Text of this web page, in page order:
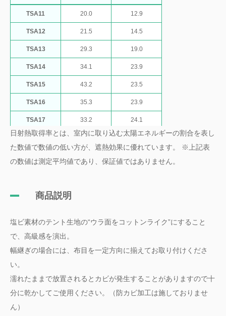
TSA11 20.0 12.9
TSA12 21.5 14.5
TSA13 29.3 19.0
TSA14 34.1 23.9
TSA15 43.2 23.5
TSA16 35.3 23.9
TSA17 33.2 24.1
TSA18 33.2 24.4
TSA21
日射熱取得率とは、室内に取り込む太陽エネルギーの割合を表し
た数値で数値の低い方が、遮熱効果に優れています。 ※上記表
の数値は測定平均値であり、保証値ではありません。
商品説明
塩ビ素材のテント生地の“ウラ面をコットンライク”にすること
で、高級感を演出。
幅継ぎの場合には、布目を一定方向に揃えてお取り付けくださ
い。
濡れたままで放置されるとカビが発生することがありますので十
分に乾かしてご使用ください。（防カビ加工は施しておりませ
ん）